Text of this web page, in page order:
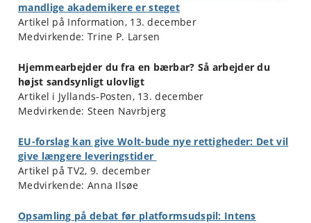
mandlige akademikere er steget
Artikel på Information, 13. december
Medvirkende: Trine P. Larsen
Hjemmearbejder du fra en bærbar? Så arbejder du
højst sandsynligt ulovligt
Artikel i Jyllands-Posten, 13. december
Medvirkende: Steen Navrbjerg
EU-forslag kan give Wolt-bude nye rettigheder: Det vil
give længere leveringstider
Artikel på TV2, 9. december
Medvirkende: Anna Ilsøe
Opsamling på debat før platformsudspil: Intens